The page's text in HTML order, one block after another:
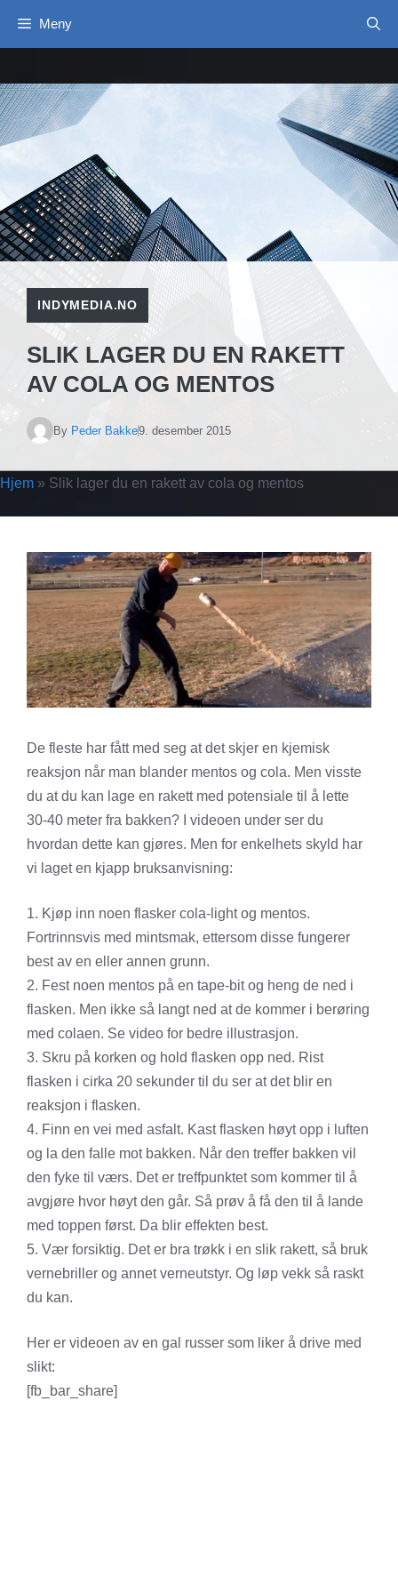
Meny
INDYMEDIA.NO
SLIK LAGER DU EN RAKETT
AV COLA OG MENTOS
By Peder Bakke9. desember 2015
Hjem » Slik lager du en rakett av cola og mentos
De fleste har fått med seg at det skjer en kjemisk
reaksjon når man blander mentos og cola. Men visste
du at du kan lage en rakett med potensiale til å lette
30-40 meter fra bakken? I videoen under ser du
hvordan dette kan gjøres. Men for enkelhets skyld har
vi laget en kjapp bruksanvisning:
1. Kjøp inn noen flasker cola-light og mentos.
Fortrinnsvis med mintsmak, ettersom disse fungerer
best av en eller annen grunn.
2. Fest noen mentos på en tape-bit og heng de ned i
flasken. Men ikke så langt ned at de kommer i berøring
med colaen. Se video for bedre illustrasjon.
3. Skru på korken og hold flasken opp ned. Rist
flasken i cirka 20 sekunder til du ser at det blir en
reaksjon i flasken.
4. Finn en vei med asfalt. Kast flasken høyt opp i luften
og la den falle mot bakken. Når den treffer bakken vil
den fyke til værs. Det er treffpunktet som kommer til å
avgjøre hvor høyt den går. Så prøv å få den til å lande
med toppen først. Da blir effekten best.
5. Vær forsiktig. Det er bra trøkk i en slik rakett, så bruk
vernebriller og annet verneutstyr. Og løp vekk så raskt
du kan.
Her er videoen av en gal russer som liker å drive med
slikt:
[fb_bar_share]